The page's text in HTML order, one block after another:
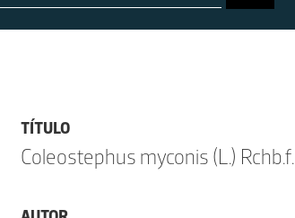
TÍTULO
Coleostephus myconis (L.) Rchb.f.